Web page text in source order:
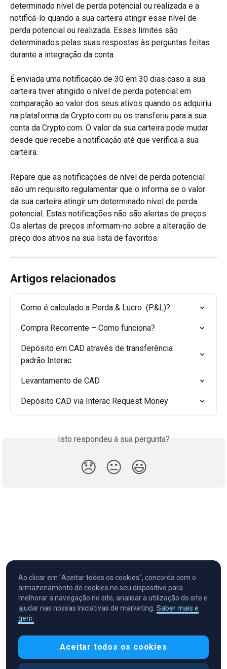
determinado nível de perda potencial ou realizada e a
notificá-lo quando a sua carteira atingir esse nível de
perda potencial ou realizada. Esses limites são
determinados pelas suas respostas às perguntas feitas
durante a integração da conta.
É enviada uma notificação de 30 em 30 dias caso a sua
carteira tiver atingido o nível de perda potencial em
comparação ao valor dos seus ativos quando os adquiriu
na plataforma da Crypto.com ou os transferiu para a sua
conta da Crypto.com. O valor da sua carteira pode mudar
desde que recebe a notificação até que verifica a sua
carteira.
Repare que as notificações de nível de perda potencial
são um requisito regulamentar que o informa se o valor
da sua carteira atingir um determinado nível de perda
potencial. Estas notificações não são alertas de preços.
Os alertas de preços informam-no sobre a alteração de
preço dos ativos na sua lista de favoritos.
Artigos relacionados
Como é calculado a Perda & Lucro  (P&L)?
Compra Recorrente – Como funciona?
Depósito em CAD através de transferência
padrão Interac
Levantamento de CAD
Depósito CAD via Interac Request Money
Isto respondeu à sua pergunta?
😞 😐 😃
Cryptocurrency in Every Wallet™
Ao clicar em "Aceitar todos os cookies", concorda com o
armazenamento de cookies no seu dispositivo para
melhorar a navegação no site, analisar a utilização do site e
ajudar nas nossas iniciativas de marketing. Saber mais e
gerir.
Aceitar todos os cookies